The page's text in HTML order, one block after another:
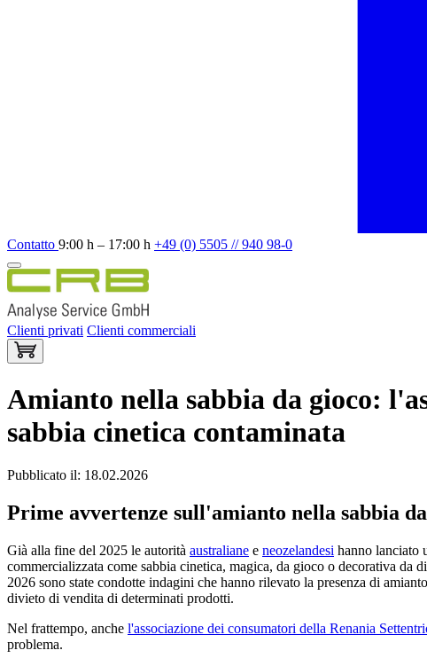
Contatto 9:00 h – 17:00 h +49 (0) 5505 // 940 98-0
Clienti privati Clienti commerciali
Amianto nella sabbia da gioco:
sabbia cinetica contaminata
Pubblicato il: 18.02.2026
Prime avvertenze sull'amianto nella sabbia
Già alla fine del 2025 le autorità australiane e neozelandesi hanno lanciato
commercializzata come sabbia cinetica, magica, da gioco o decorativa da
2026 sono state condotte indagini che hanno rilevato la presenza di
divieto di vendita di determinati prodotti.
Nel frattempo, anche l'associazione dei consumatori della Renania
problema.